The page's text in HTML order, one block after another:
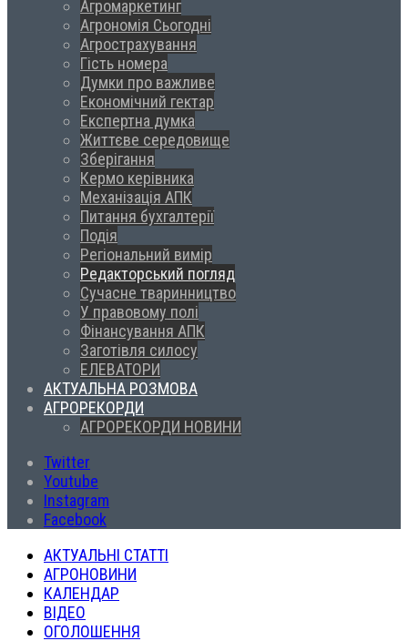
Агромаркетинг
Агрономія Сьогодні
Агрострахування
Гість номера
Думки про важливе
Економічний гектар
Експертна думка
Життєве середовище
Зберігання
Кермо керівника
Механізація АПК
Питання бухгалтерії
Подія
Регіональний вимір
Редакторський погляд
Сучасне тваринництво
У правовому полі
Фінансування АПК
Заготівля силосу
ЕЛЕВАТОРИ
АКТУАЛЬНА РОЗМОВА
АГРОРЕКОРДИ
АГРОРЕКОРДИ НОВИНИ
Twitter
Youtube
Instagram
Facebook
АКТУАЛЬНІ СТАТТІ
АГРОНОВИНИ
КАЛЕНДАР
ВІДЕО
ОГОЛОШЕННЯ